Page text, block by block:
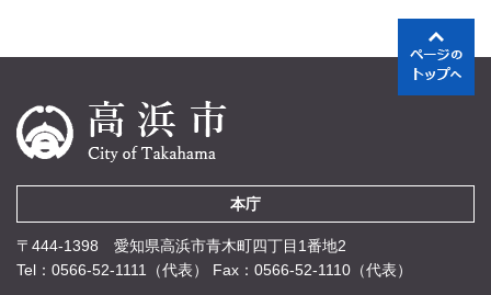
本庁
〒444-1398 愛知県高浜市青木町四丁目1番地2
Tel：0566-52-1111（代表）
Fax：0566-52-1110（代表）